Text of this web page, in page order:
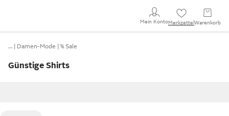
Mein KontoMerkzettel Warenkorb
… Damen-Mode % Sale
Günstige Shirts